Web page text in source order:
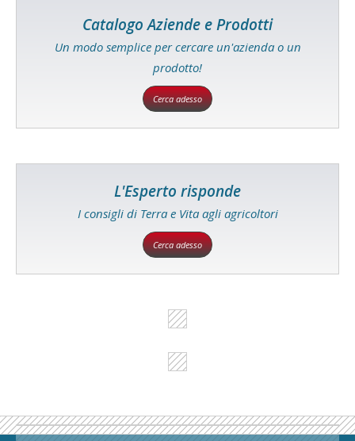
Catalogo Aziende e Prodotti
Un modo semplice per cercare un'azienda o un
prodotto!
Cerca adesso
L'Esperto risponde
I consigli di Terra e Vita agli agricoltori
Cerca adesso